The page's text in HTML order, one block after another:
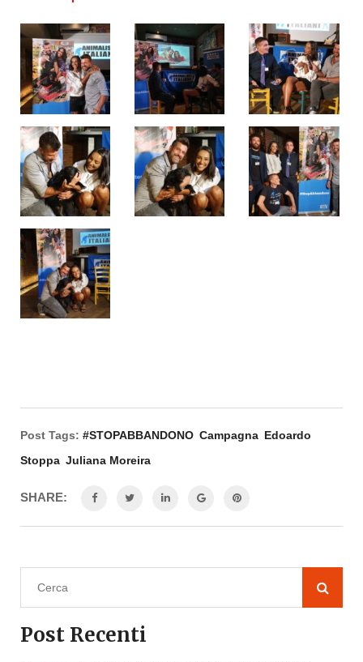
Post Tags: #STOPABBANDONO Campagna Edoardo
Stoppa Juliana Moreira
SHARE:
Post Recenti